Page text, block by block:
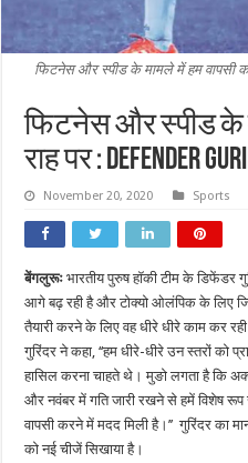
फिटनेस और स्पीड के मामले में हम वापसी
फिटनेस और स्पीड के
राह पर : Defender
November 20, 2020 Sports
बेंगलुरूः भारतीय पुरुष हॉकी टीम के डिफेंडर
आगे बढ़ रही है और टोक्यो ओलंपिक के लिए
तैयारी करने के लिए वह धीरे धीरे काम कर
गुरिंदर ने कहा, ‘‘हम धीरे-धीरे उन स्तरों को
हासिल करना चाहते थे। मुङो लगता है कि
और नवंबर में गति जारी रखने से हमें विशेष
वापसी करने में मदद मिली है।’’ गुरिंदर का
को नई चीजें सिखाया है।